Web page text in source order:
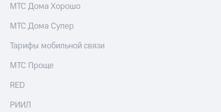
МТС Дома Хорошо
МТС Дома Супер
Тарифы мобильной связи
МТС Проще
RED
РИИЛ